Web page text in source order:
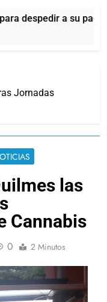
despedir a su padre
Jornadas
las
Cannabis
0 2 Minutos